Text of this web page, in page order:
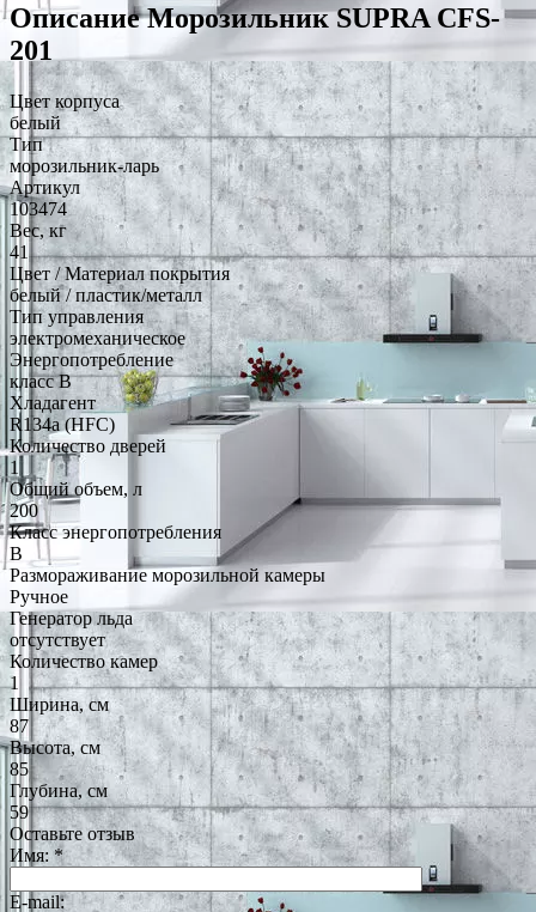
Описание Морозильник SUPRA CFS-
201
Цвет корпуса
белый
Тип
морозильник-ларь
Артикул
103474
Вес, кг
41
Цвет / Материал покрытия
белый / пластик/металл
Тип управления
электромеханическое
Энергопотребление
класс B
Хладагент
R134a (HFC)
Количество дверей
1
Общий объем, л
200
Класс энергопотребления
B
Размораживание морозильной камеры
Ручное
Генератор льда
отсутствует
Количество камер
1
Ширина, см
87
Высота, см
85
Глубина, см
59
Оставьте отзыв
Имя:*
E-mail: